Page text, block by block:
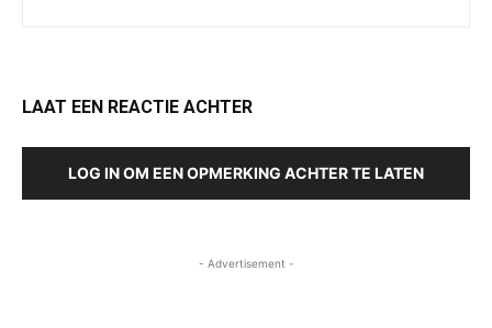
LAAT EEN REACTIE ACHTER
LOG IN OM EEN OPMERKING ACHTER TE LATEN
- Advertisement -